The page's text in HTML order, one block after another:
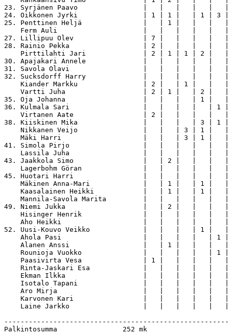
23. Syrjänen Paavo                |   |   |   |   |
24. Oikkonen Jyrki                | 1 | 1 |   | 1
25. Penttinen Heljä               |   | 1 |   |
Ferm Auli                     |   |   |   |   |
27. Lillipuu Olev                 | 7 |   |   |
28. Rainio Pekka                  | 2 |   |   |   |
Pirttilahti Jari              | 2 | 1 | 1 | 2 |
30. Apajakari Annele              |   |   |   |   |
31. Savola Olavi                  |   |   |   |   |
32. Sucksdorff Harry              |   |   |   |   |
Kiander Markku                | 2 |   | 1 |   |
Vartti Juha                   | 2 | 1 |   | 2 |
35. Oja Johanna                   |   |   |   | 1 |
36. Kulmala Sari                  |   |   |   |   |
Virtanen Aate                 | 2 |   |   |   |
38. Kiiskinen Mika                |   |   |   | 3
Nikkanen Veijo                |   |   | 3 | 1 |
Mäki Harri                    |   |   | 3 | 1 |
41. Simola Pirjo                  |   |   |   |   |
Lassila Juha                  |   |   |   |   |
43. Jaakkola Simo                 |   | 2 |   |
Lagerbohm Göran               |   |   |   |   |
45. Huotari Harri                 |   |   |   |   |
Mäkinen Anna-Mari             |   | 1 |   | 1 |
Kaasalainen Heikki            |   | 1 |   | 1 |
Mannila-Savola Marita         |   |   |   |   |
49. Niemi Jukka                   |   | 2 |   |
Hisinger Henrik               |   |   |   |   |
Aho Heikki                    |   |   |   |   |
52. Uusi-Kouvo Veikko             |   |   |   |
Ahola Pasi                    |   |   |   |   | 1
Alanen Anssi                  |   | 1 |   |   |
Rounioja Vuokko               |   |   |   |   | 1
Paasivirta Vesa               | 1 |   |   |   |
Rinta-Jaskari Esa             |   |   |   |   |
Ekman Ilkka                   |   |   |   |   |
Isotalo Tapani                |   |   |   |   |
Aro Mirja                     |   |   |   |   |
Karvonen Kari                 |   |   |   |   |
Laine Jarkko                  |   |   |   |   |
Palkintosumma                252 mk